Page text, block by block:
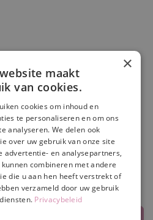
of korting
×
maakt
van cookies.
cookies om inhoud en
te personaliseren en om ons
analyseren. We delen ook
over uw gebruik van onze site
advertentie- en analysepartners,
combineren met andere
die u aan hen heeft verstrekt of
verzameld door uw gebruik
Privacybeleid